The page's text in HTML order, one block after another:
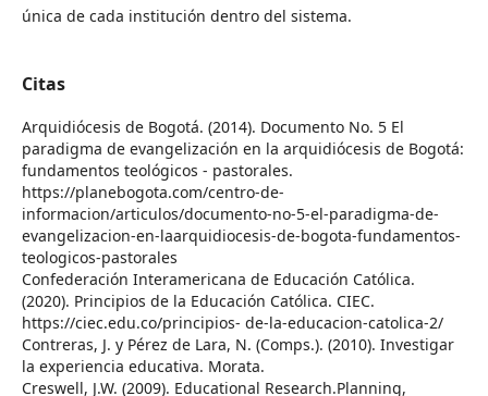
única de cada institución dentro del sistema.
Citas
Arquidiócesis de Bogotá. (2014). Documento No. 5 El
paradigma de evangelización en la arquidiócesis de Bogotá:
fundamentos teológicos - pastorales.
https://planebogota.com/centro-de-
informacion/articulos/documento-no-5-el-paradigma-de-
evangelizacion-en-laarquidiocesis-de-bogota-fundamentos-
teologicos-pastorales
Confederación Interamericana de Educación Católica.
(2020). Principios de la Educación Católica. CIEC.
https://ciec.edu.co/principios- de-la-educacion-catolica-2/
Contreras, J. y Pérez de Lara, N. (Comps.). (2010). Investigar
la experiencia educativa. Morata.
Creswell, J.W. (2009). Educational Research.Planning,